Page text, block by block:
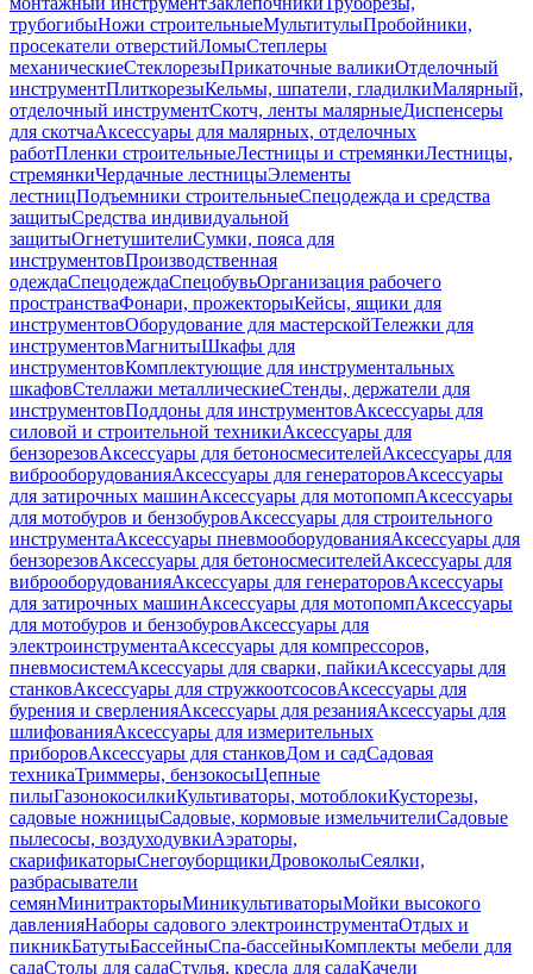
трубогибыНожи строительныеМультитулыПробойники,
просекатели отверстийЛомыСтеплеры
механическиеСтеклорезыПрикаточные валикиОтделочный
инструментПлиткорезыКельмы, шпатели, гладилкиМалярный,
отделочный инструментСкотч, ленты малярныеДиспенсеры
для скотчаАксессуары для малярных, отделочных
работПленки строительныеЛестницы и стремянкиЛестницы,
стремянкиЧердачные лестницыЭлементы
лестницПодъемники строительныеСпецодежда и средства
защитыСредства индивидуальной
защитыОгнетушителиСумки, пояса для
инструментовПроизводственная
одеждаСпецодеждаСпецобувьОрганизация рабочего
пространстваФонари, прожекторыКейсы, ящики для
инструментовОборудование для мастерскойТележки для
инструментовМагнитыШкафы для
инструментовКомплектующие для инструментальных
шкафовСтеллажи металлическиеСтенды, держатели для
инструментовПоддоны для инструментовАксессуары для
силовой и строительной техникиАксессуары для
бензорезовАксессуары для бетоносмесителейАксессуары для
виброоборудованияАксессуары для генераторовАксессуары
для затирочных машинАксессуары для мотопомпАксессуары
для мотобуров и бензобуровАксессуары для строительного
инструментаАксессуары пневмооборудованияАксессуары для
бензорезовАксессуары для бетоносмесителейАксессуары для
виброоборудованияАксессуары для генераторовАксессуары
для затирочных машинАксессуары для мотопомпАксессуары
для мотобуров и бензобуровАксессуары для
электроинструментаАксессуары для компрессоров,
пневмосистемАксессуары для сварки, пайкиАксессуары для
станковАксессуары для стружкоотсосовАксессуары для
бурения и сверленияАксессуары для резанияАксессуары для
шлифованияАксессуары для измерительных
приборовАксессуары для станковДом и садСадовая
техникаТриммеры, бензокосыЦепные
пилыГазонокосилкиКультиваторы, мотоблокиКусторезы,
садовые ножницыСадовые, кормовые измельчителиСадовые
пылесосы, воздуходувкиАэраторы,
скарификаторыСнегоуборщикиДровоколыСеялки,
разбрасыватели
семянМинитракторыМиникультиваторыМойки высокого
давленияНаборы садового электроинструментаОтдых и
пикникБатутыБассейныСпа-бассейныКомплекты мебели для
садаСтолы для садаСтулья, кресла для садаКачели